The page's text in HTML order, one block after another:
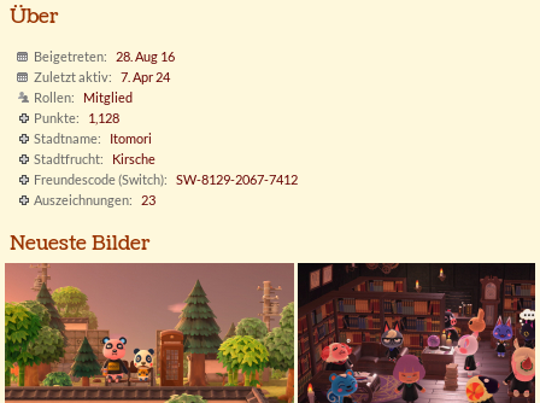
Über
Beigetreten
28. Aug 16
Zuletzt aktiv
7. Apr 24
Rollen
Mitglied
Punkte
1,128
Stadtname
Itomori
Stadtfrucht
Kirsche
Freundescode (Switch)
SW-8129-2067-7412
Auszeichnungen
23
Neueste Bilder